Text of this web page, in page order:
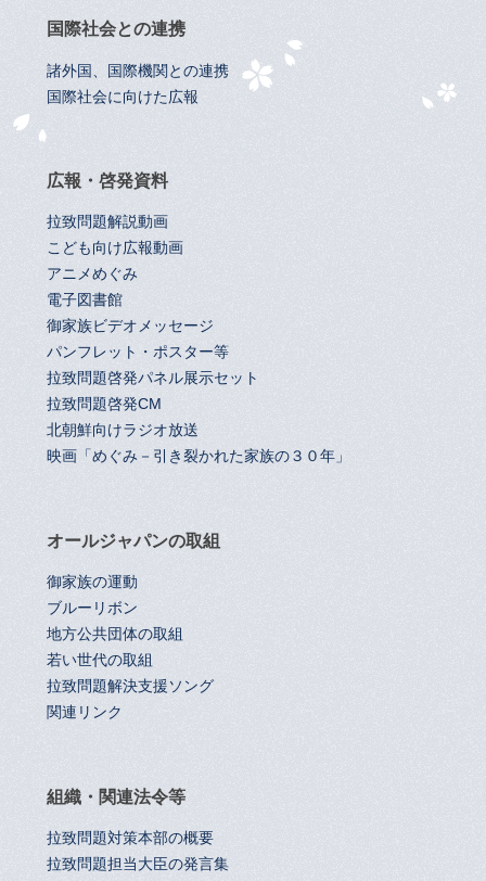
国際社会との連携
諸外国、国際機関との連携
国際社会に向けた広報
広報・啓発資料
拉致問題解説動画
こども向け広報動画
アニメめぐみ
電子図書館
御家族ビデオメッセージ
パンフレット・ポスター等
拉致問題啓発パネル展示セット
拉致問題啓発CM
北朝鮮向けラジオ放送
映画「めぐみ－引き裂かれた家族の３０年」
オールジャパンの取組
御家族の運動
ブルーリボン
地方公共団体の取組
若い世代の取組
拉致問題解決支援ソング
関連リンク
組織・関連法令等
拉致問題対策本部の概要
拉致問題担当大臣の発言集